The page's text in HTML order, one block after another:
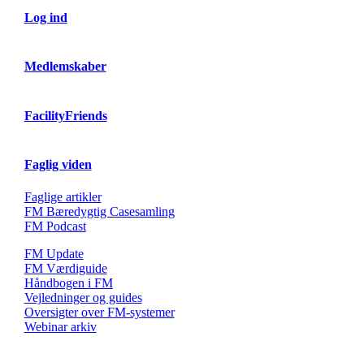
Log ind
Medlemskaber
FacilityFriends
Faglig viden
Faglige artikler
FM Bæredygtig Casesamling
FM Podcast
FM Update
FM Værdiguide
Håndbogen i FM
Vejledninger og guides
Oversigter over FM-systemer
Webinar arkiv